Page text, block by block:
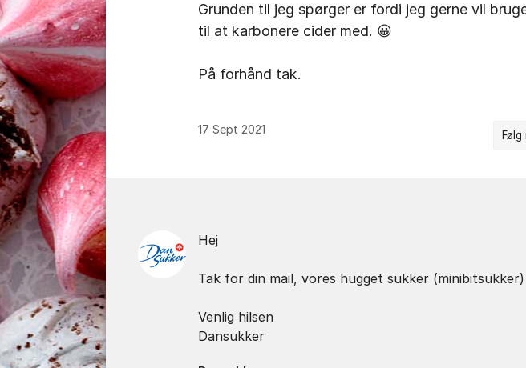
Grunden til jeg spørger er fordi jeg gerne vil
til at karbonere cider med. 😀
På forhånd tak.
17 Sept 2021
Hej
Tak for din mail, vores hugget sukker
Venlig hilsen
Dansukker